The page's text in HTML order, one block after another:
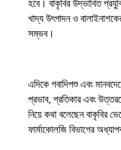
হবে। বাকৃবির উদ্ভাবিত
খাদ্য উৎপাদন ও
সম্ভব।
এদিকে গবাদিপশু এবং
প্রভাব, প্রতিকার এবং
নিয়ে কথা বলেছেন বাকৃবির
ফার্মাকোলজি বিভাগের